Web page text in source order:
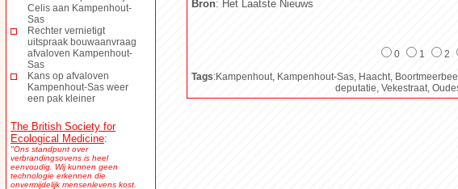
Celis aan Kampenhout-
Sas
Rechter vernietigt
uitspraak bouwaanvraag
afvaloven Kampenhout-
Sas
Kans op afvaloven
Kampenhout-Sas weer
een pak kleiner
The British Society for
Ecological Medicine:
"Ons standpunt over
verbrandingsovens is heel
eenvoudig. Wij kunnen geen
technologie erkennen die
onvermijdelijk mensenlevens kost.
Bron: Het Laatste Nieuws
0
1 2
Tags:Kampenhout, Kampenhout-Sas, Haacht,
deputatie, Vekestraat,